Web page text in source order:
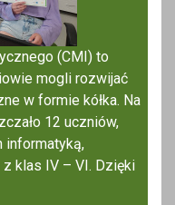
(CMI) to
mogli rozwijać
w formie kółka. Na
12 uczniów,
informatyką,
klas IV – VI. Dzięki